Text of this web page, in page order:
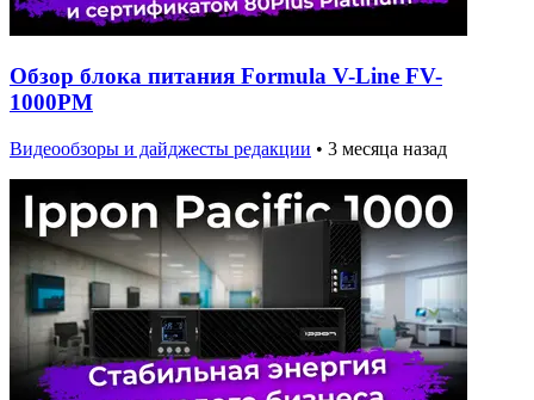
Обзор блока питания Formula V-Line FV-
1000PM
Видеообзоры и дайджесты редакции • 3 месяца назад